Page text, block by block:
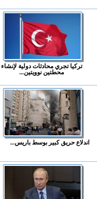
تركيا تجري محادثات دولية لإنشاء
محطتين نوويتين...
اندلاع حريق كبير بوسط باريس...